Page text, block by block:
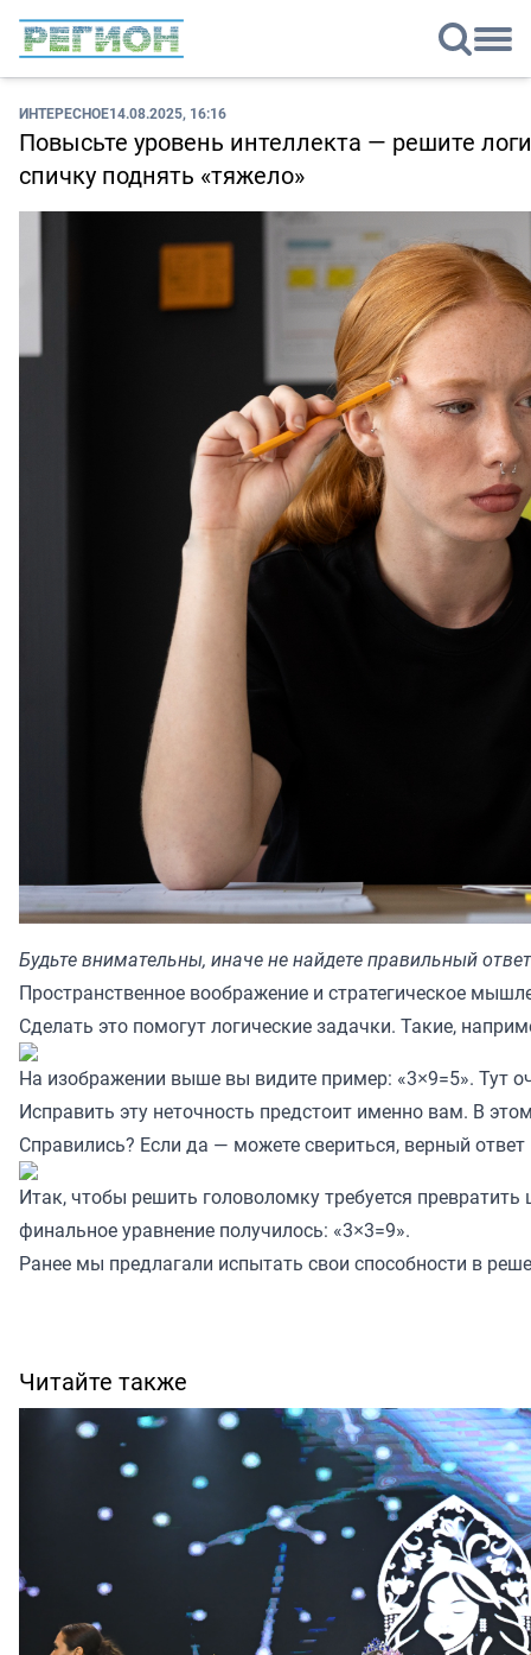
ИНТЕРЕСНОЕ14.08.2025, 16:16
Повысьте уровень интеллекта — решите
спичку поднять «тяжело»
Будьте внимательны, иначе не найдете правильный ответ
Пространственное воображение и стратегическое
Сделать это помогут логические задачки. Такие,
На изображении выше вы видите пример: «3×9=5». Тут
Исправить эту неточность предстоит именно вам. В
Справились? Если да — можете свериться, верный
Итак, чтобы решить головоломку требуется
финальное уравнение получилось: «3×3=9».
Ранее мы предлагали испытать свои способности в
Читайте также